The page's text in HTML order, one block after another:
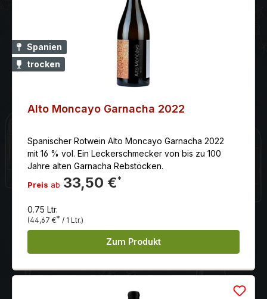
Spanien
trocken
Alto Moncayo Garnacha 2022
Spanischer Rotwein Alto Moncayo Garnacha 2022
mit 16 % vol. Ein Leckerschmecker von bis zu 100
Jahre alten Garnacha Rebstöcken.
Preis ab 33,50 €*
0.75 Ltr.
(44,67 €* / 1 Ltr.)
Zum Produkt